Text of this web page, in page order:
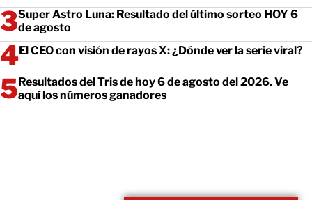
Super Astro Luna: Resultado del último sorteo HOY 6
de agosto
El CEO con visión de rayos X: ¿Dónde ver la serie viral?
Resultados del Tris de hoy 6 de agosto del 2026. Ve
aquí los números ganadores